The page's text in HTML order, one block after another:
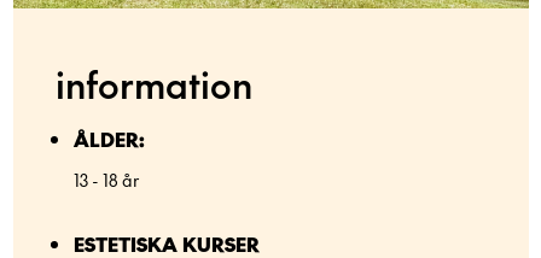
information
ÅLDER:
13 - 18 år
ESTETISKA KURSER